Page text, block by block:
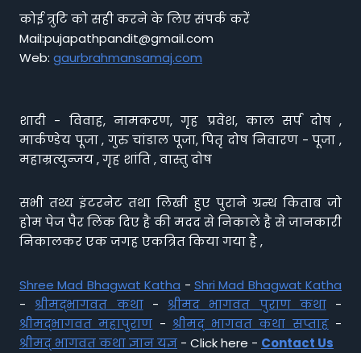
कोई त्रुटि को सही करने के लिए संपर्क करें
Mail:pujapathpandit@gmail.com
Web: gaurbrahmansamaj.com
शादी - विवाह, नामकरण, गृह प्रवेश, काल सर्प दोष ,
मार्कण्डेय पूजा , गुरु चांडाल पूजा, पितृ दोष निवारण - पूजा ,
महाम्रत्युन्जय , गृह शांति , वास्तु दोष
सभी तथ्य इंटरनेट तथा लिखी हुए पुराने ग्रन्थ किताब जो
होम पेज पैर लिंक दिए है की मदद से निकाले है से जानकारी
निकालकर एक जगह एकत्रित किया गया है ,
Shree Mad Bhagwat Katha - Shri Mad Bhagwat Katha
- श्रीमद्भागवत कथा- श्रीमद भागवत पुराण कथा-
श्रीमद्भागवत महापुराण - श्रीमद् भागवत कथा सप्ताह-
श्रीमद् भागवत कथा ज्ञान यज्ञ - Click here - Contact Us